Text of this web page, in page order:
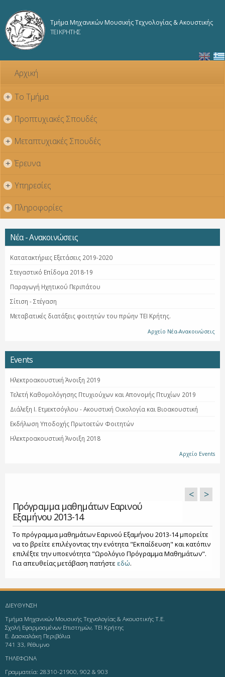
κυρίως
Τμήμα Μηχανικών Μουσικής Τεχνολογίας & Ακουστικής
ΤΕΙ ΚΡΗΤΗΣ
Αρχική
+ Το Τμήμα
+ Προπτυχιακές Σπουδές
+ Μεταπτυχιακές Σπουδές
+ Έρευνα
+ Υπηρεσίες
+ Πληροφορίες
Νέα - Ανακοινώσεις
Κατατακτήριες Εξετάσεις 2019-2020
Στεγαστικό Επίδομα 2018-19
Παραγωγή Ηχητικού Περιπάτου
Σίτιση - Στέγαση
Μεταβατικές διατάξεις φοιτητών του πρώην ΤΕΙ Κρήτης.
Αρχείο Νέα-Ανακοινώσεις
Events
Ηλεκτροακουστική Άνοιξη 2019
Τελετή Καθομολόγησης Πτυχιούχων και Απονομής Πτυχίων 2019
Διάλεξη Ι. Ετμεκτσόγλου - Ακουστική Οικολογία και Βιοακουστική
Εκδήλωση Υποδοχής Πρωτοετών Φοιτητών
Ηλεκτροακουστική Άνοιξη 2018
Αρχείο Events
Πρόγραμμα μαθημάτων Εαρινού
Εξαμήνου 2013-14
< >
Το πρόγραμμα μαθημάτων Εαρινού Εξαμήνου 2013-14 μπορείτε
να το βρείτε επιλέγοντας την ενότητα "Εκπαίδευση" και κατόπιν
επιλέξτε την υποενότητα "Ωρολόγιο Πρόγραμμα Μαθημάτων".
Για απευθείας μετάβαση πατήστε εδώ.
ΔΙΕΥΘΥΝΣΗ
Τμήμα Μηχανικών Μουσικής Τεχνολογίας & Ακουστικής Τ.Ε.
Σχολή Εφαρμοσμένων Επιστημών, ΤΕΙ Κρήτης
Ε. Δασκαλάκη Περιβόλια
741 33, Ρέθυμνο
ΤΗΛΕΦΩΝΑ
Γραμματεία: 28310-21900, 902 & 903